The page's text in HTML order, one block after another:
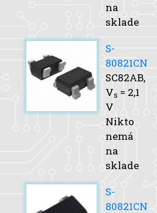
na
sklade
S-
80821CN
SC82AB,
Vs = 2,1
V
Nikto
nemá
na
sklade
S-
80821CN